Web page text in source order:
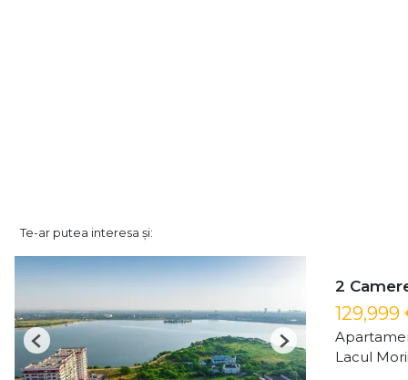
Te-ar putea interesa și:
Previous Next
2
129,999
Lacul